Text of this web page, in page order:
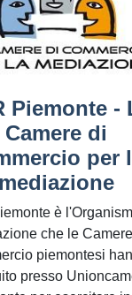
Piemonte -
Camere di
per
mediazione
è
che le
piemontesi
presso